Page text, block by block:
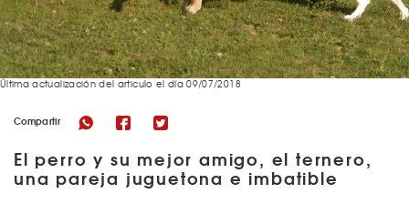
Compartir
El perro y su mejor amigo, el ternero,
una pareja juguetona e imbatible
Última actualización del articulo el día 09/07/2018